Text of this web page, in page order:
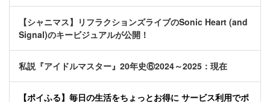
【シャニマス】リフラクションズライブのSonic Heart (and
Signal)のキービジュアルが公開！
私説『アイドルマスター』20年史⑥2024～2025：現在
【ポイふる】毎日の生活をちょっとお得に サービス利用でポ